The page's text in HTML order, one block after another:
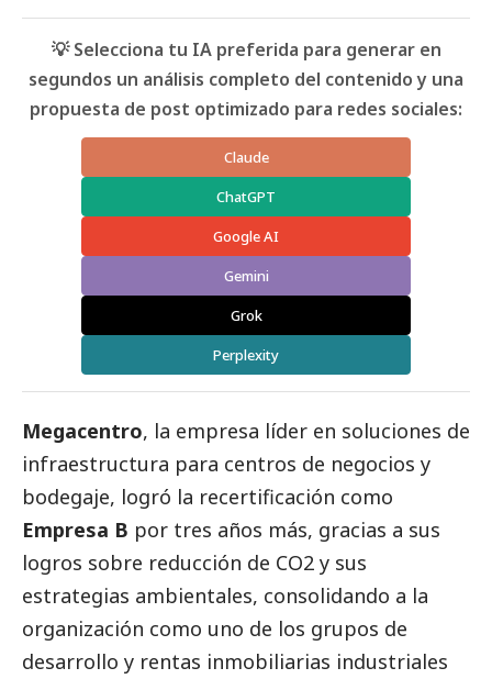
💡 Selecciona tu IA preferida para generar en
segundos un análisis completo del contenido y una
propuesta de post optimizado para redes sociales:
Claude
ChatGPT
Google AI
Gemini
Grok
Perplexity
Megacentro, la empresa líder en soluciones de
infraestructura para centros de negocios y
bodegaje, logró la recertificación como
Empresa B por tres años más, gracias a sus
logros sobre reducción de CO2 y sus
estrategias ambientales, consolidando a la
organización como uno de los grupos de
desarrollo y rentas inmobiliarias industriales